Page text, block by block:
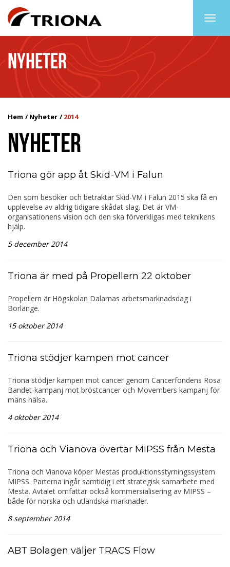
NYHETER
Hem Nyheter 2014
NYHETER
Triona gör app åt Skid-VM i Falun
Den som besöker och betraktar Skid-VM i Falun 2015 ska få en
upplevelse av aldrig tidigare skådat slag. Det är VM-
organisationens vision och den ska förverkligas med teknikens
hjälp.
5 december 2014
Triona är med på Propellern 22 oktober
Propellern är Högskolan Dalarnas arbetsmarknadsdag i
Borlänge.
15 oktober 2014
Triona stödjer kampen mot cancer
Triona stödjer kampen mot cancer genom Cancerfondens Rosa
Bandet-kampanj mot bröstcancer och Movembers kampanj för
mäns hälsa.
4 oktober 2014
Triona och Vianova övertar MIPSS från Mesta
Triona och Vianova köper Mestas produktionsstyrningssystem
MIPSS. Parterna ingår samtidig i ett strategisk samarbete med
Mesta. Avtalet omfattar också kommersialisering av MIPSS –
både för norska och utländska marknader.
8 september 2014
ABT Bolagen väljer TRACS Flow